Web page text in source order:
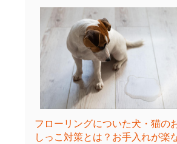
フローリングについた犬・猫の
しっこ対策とは？お手入れが楽